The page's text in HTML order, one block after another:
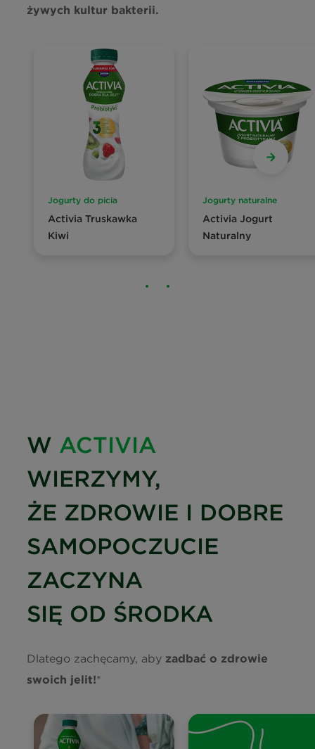
żywych kultur bakterii.
Jogurty do picia
Activia Truskawka
Kiwi
Jogurty naturalne
Activia Jogurt
Naturalny
W ACTIVIA
WIERZYMY,
ŻE ZDROWIE I DOBRE
SAMOPOCZUCIE
ZACZYNA
SIĘ OD ŚRODKA
Dlatego zachęcamy, aby zadbać o zdrowie
swoich jelit!*